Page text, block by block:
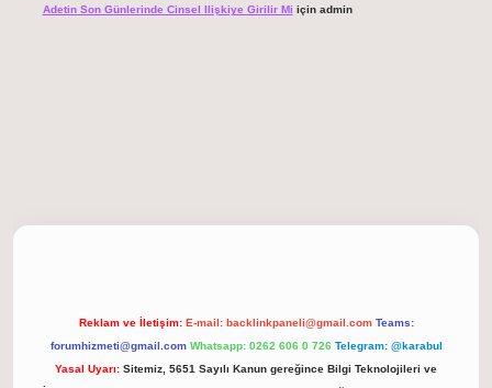
Adetin Son Günlerinde Cinsel Ilişkiye Girilir Mi için admin
Reklam ve İletişim: E-mail: backlinkpaneli@gmail.com Teams:
forumhizmeti@gmail.com Whatsapp: 0262 606 0 726 Telegram: @karabul
Yasal Uyarı: Sitemiz, 5651 Sayılı Kanun gereğince Bilgi Teknolojileri ve